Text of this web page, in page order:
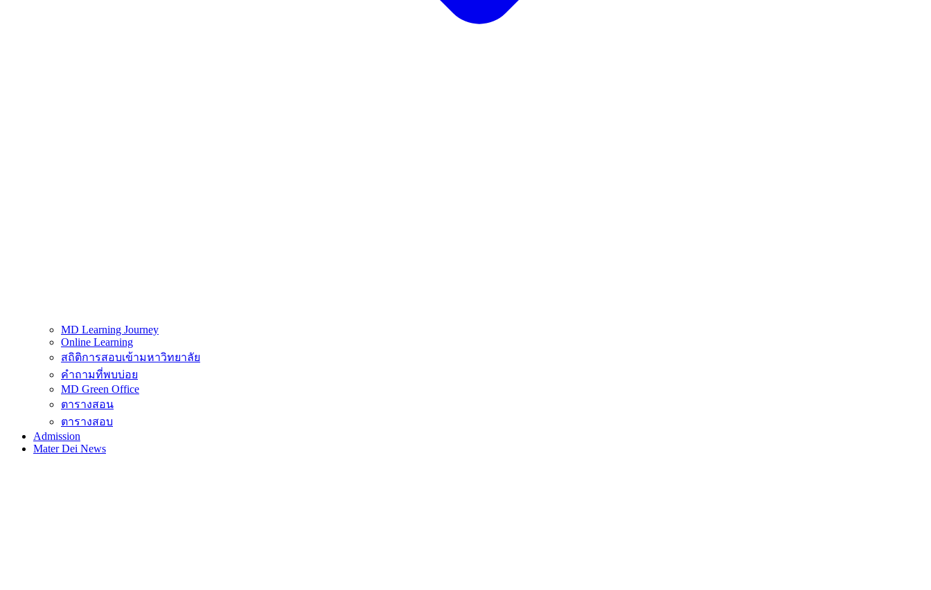
MD Learning Journey
Online Learning
สถิติการสอบเข้ามหาวิทยาลัย
คำถามที่พบบ่อย
MD Green Office
ตารางสอน
ตารางสอบ
Admission
Mater Dei News